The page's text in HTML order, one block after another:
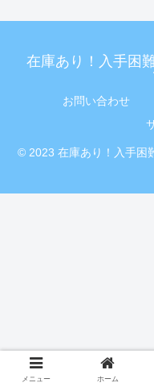
在庫あり！入手困
お問い合わせ
© 2023 在庫あり！入手困
メニュー ホーム